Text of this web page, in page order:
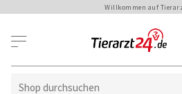
Willkommen auf